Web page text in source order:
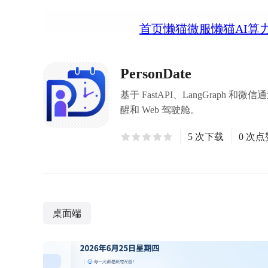
首页懒猫微服懒猫AI算
PersonDate
基于 FastAPI、LangGraph 和微信
醒和 Web 驾驶舱。
5 次下载 0 次点
桌面端